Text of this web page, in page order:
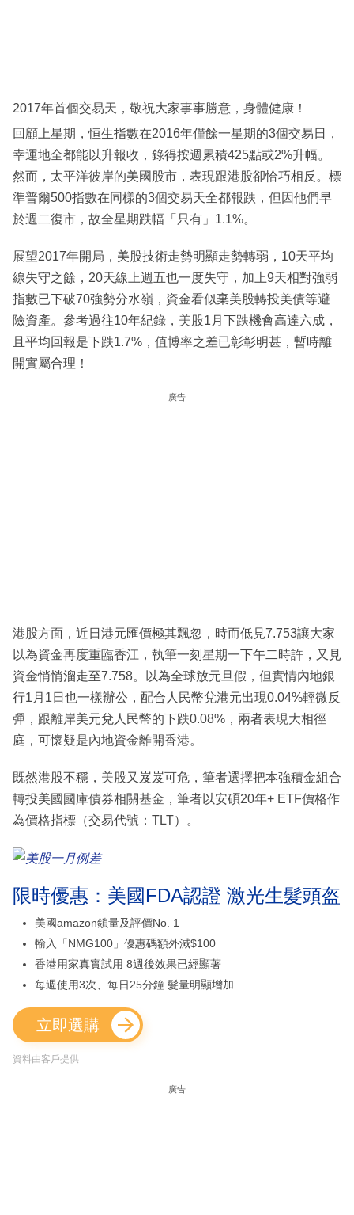
閱
區
2017年首個交易天，敬祝大家事事勝意，身體健康！
回顧上星期，恒生指數在2016年僅餘一星期的3個交易日，
幸運地全都能以升報收，錄得按週累積425點或2%升幅。
然而，太平洋彼岸的美國股市，表現跟港股卻恰巧相反。標
準普爾500指數在同樣的3個交易天全都報跌，但因他們早
於週二復市，故全星期跌幅「只有」1.1%。
展望2017年開局，美股技術走勢明顯走勢轉弱，10天平均
線失守之餘，20天線上週五也一度失守，加上9天相對強弱
指數已下破70強勢分水嶺，資金看似棄美股轉投美債等避
險資產。參考過往10年紀錄，美股1月下跌機會高達六成，
且平均回報是下跌1.7%，值博率之差已彰彰明甚，暫時離
開實屬合理！
廣告
港股方面，近日港元匯價極其飄忽，時而低見7.753讓大家
以為資金再度重臨香江，執筆一刻星期一下午二時許，又見
資金悄悄溜走至7.758。以為全球放元旦假，但實情內地銀
行1月1日也一樣辦公，配合人民幣兌港元出現0.04%輕微反
彈，跟離岸美元兌人民幣的下跌0.08%，兩者表現大相徑
庭，可懷疑是內地資金離開香港。
既然港股不穩，美股又岌岌可危，筆者選擇把本強積金組合
轉投美國國庫債券相關基金，筆者以安碩20年+ ETF價格作
為價格指標（交易代號：TLT）。
限時優惠：美國FDA認證 激光生髮頭盔
美國amazon鎖量及評價No. 1
輸入「NMG100」優惠碼額外減$100
香港用家真實試用 8週後效果已經顯著
每週使用3次、每日25分鐘 髮量明顯增加
立即選購
資料由客戶提供
廣告